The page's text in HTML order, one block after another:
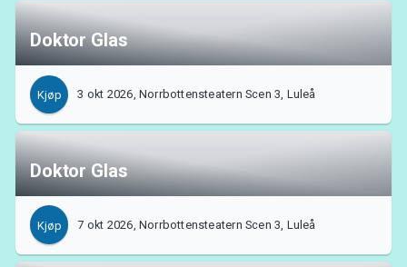
Doktor Glas
Kjøp 3 okt 2026, Norrbottensteatern Scen 3, Luleå
Doktor Glas
Kjøp 7 okt 2026, Norrbottensteatern Scen 3, Luleå